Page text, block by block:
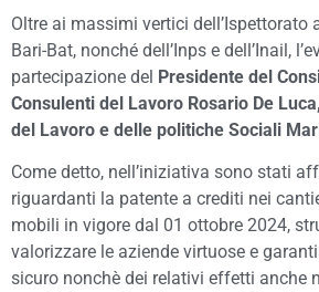
Oltre ai massimi vertici dell’Ispettorato
Bari-Bat, nonché dell’Inps e dell’Inail,
partecipazione del Presidente del
Consulenti del Lavoro Rosario De
del Lavoro e delle politiche Sociali
Come detto, nell’iniziativa sono stati
riguardanti la patente a crediti nei
mobili in vigore dal 01 ottobre 2024,
valorizzare le aziende virtuose e
sicuro nonchè dei relativi effetti anche